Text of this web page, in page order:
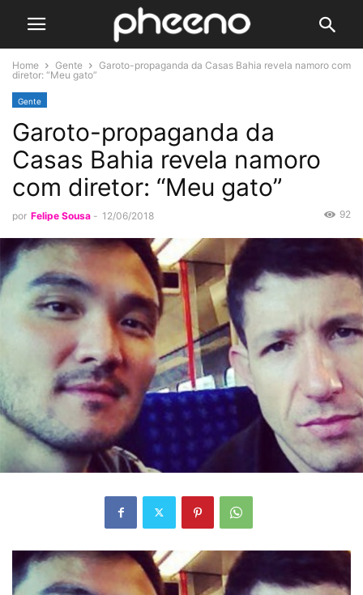
Home Gente
Garoto-propaganda da Casas Bahia revela namoro com
diretor: “Meu gato”
Gente
Garoto-propaganda da
Casas Bahia revela namoro
com diretor: “Meu gato”
por Felipe Sousa - 12/06/2018 92